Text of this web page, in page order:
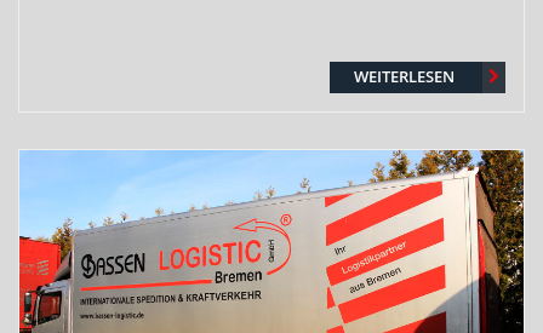
WEITERLESEN